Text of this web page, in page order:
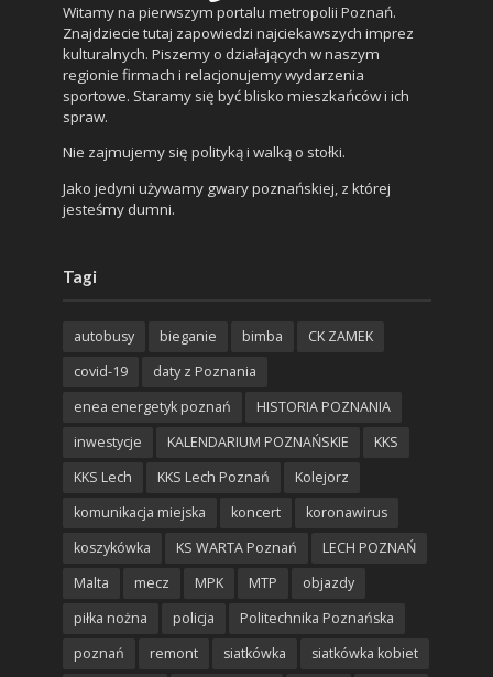
Witamy na pierwszym portalu metropolii Poznań.
Znajdziecie tutaj zapowiedzi najciekawszych imprez
kulturalnych. Piszemy o działających w naszym
regionie firmach i relacjonujemy wydarzenia
sportowe. Staramy się być blisko mieszkańców i ich
spraw.
Nie zajmujemy się polityką i walką o stołki.
Jako jedyni używamy gwary poznańskiej, z której
jesteśmy dumni.
Tagi
autobusy bieganie bimba
CK ZAMEK
covid-19
daty z Poznania
enea energetyk poznań
HISTORIA POZNANIA
inwestycje
KALENDARIUM POZNAŃSKIE
KKS
KKS Lech
KKS Lech Poznań
Kolejorz
komunikacja miejska
koncert
koronawirus
koszykówka
KS WARTA Poznań
LECH POZNAŃ
Malta
mecz MPK MTP
objazdy
piłka nożna
policja
Politechnika Poznańska
poznań
remont siatkówka siatkówka kobiet